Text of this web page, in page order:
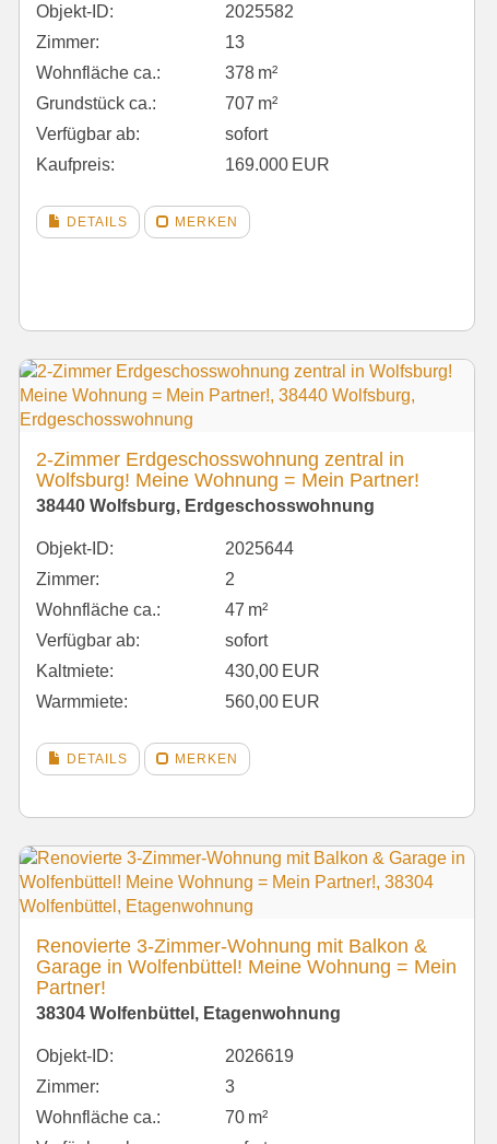
Objekt-ID:
2025582
Zimmer:
13
Wohnfläche ca.:
378 m²
Grund­stück ca.:
707 m²
Verfügbar ab:
sofort
Kaufpreis:
169.000 EUR
DETAILS MERKEN
2-Zimmer Erdgeschosswohnung zentral in
Wolfsburg! Meine Wohnung = Mein Partner!
38440 Wolfsburg, Erdgeschosswohnung
Objekt-ID:
2025644
Zimmer:
2
Wohnfläche ca.:
47 m²
Verfügbar ab:
sofort
Kaltmiete:
430,00 EUR
Warmmiete:
560,00 EUR
DETAILS MERKEN
Renovierte 3-Zimmer-Wohnung mit Balkon &
Garage in Wolfenbüttel! Meine Wohnung = Mein
Partner!
38304 Wolfenbüttel, Etagenwohnung
Objekt-ID:
2026619
Zimmer:
3
Wohnfläche ca.:
70 m²